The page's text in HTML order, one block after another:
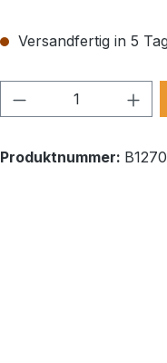
Versandfertig in 5
Produkt
Produktnummer: